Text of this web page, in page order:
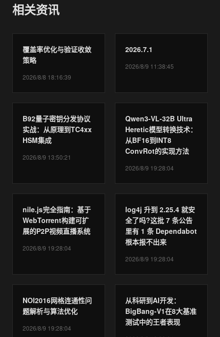
相关资讯
覆盖率优化与验证收敛
策略
2026/8/8 18:16:39
2026.7.1
2026/8/9 11:38:45
B92量子密钥分发协议
实战：从原理到TC4xx
HSM集成
2026/8/9 13:50:21
Qwen3-VL-32B Ultra
Heretic模型转换技术：
从BF16到INT8
ConvRot的实现方法
2026/8/9 19:28:04
nile.js完全指南：基于
WebTorrent构建可扩
展的P2P视频直播系统
2026/8/9 19:28:04
log4j 升到 2.25.4 就安
全了吗?这批 7 条公告
里有 1 条 Dependabot
根本报不出来
2026/8/9 19:28:04
NOI2016网格连通性问
题解析与算法优化
2026/8/9 19:28:04
从科研到AI开发：
BigBang-V1在8大基准
测试中的王者表现